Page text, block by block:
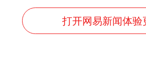
打开网易新闻体验